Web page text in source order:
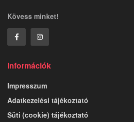
Kövess minket!
Információk
Impresszum
Adatkezelési tájékoztató
Süti (cookie) tájékoztató